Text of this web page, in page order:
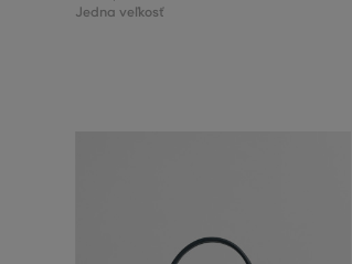
Jedna veľkosť